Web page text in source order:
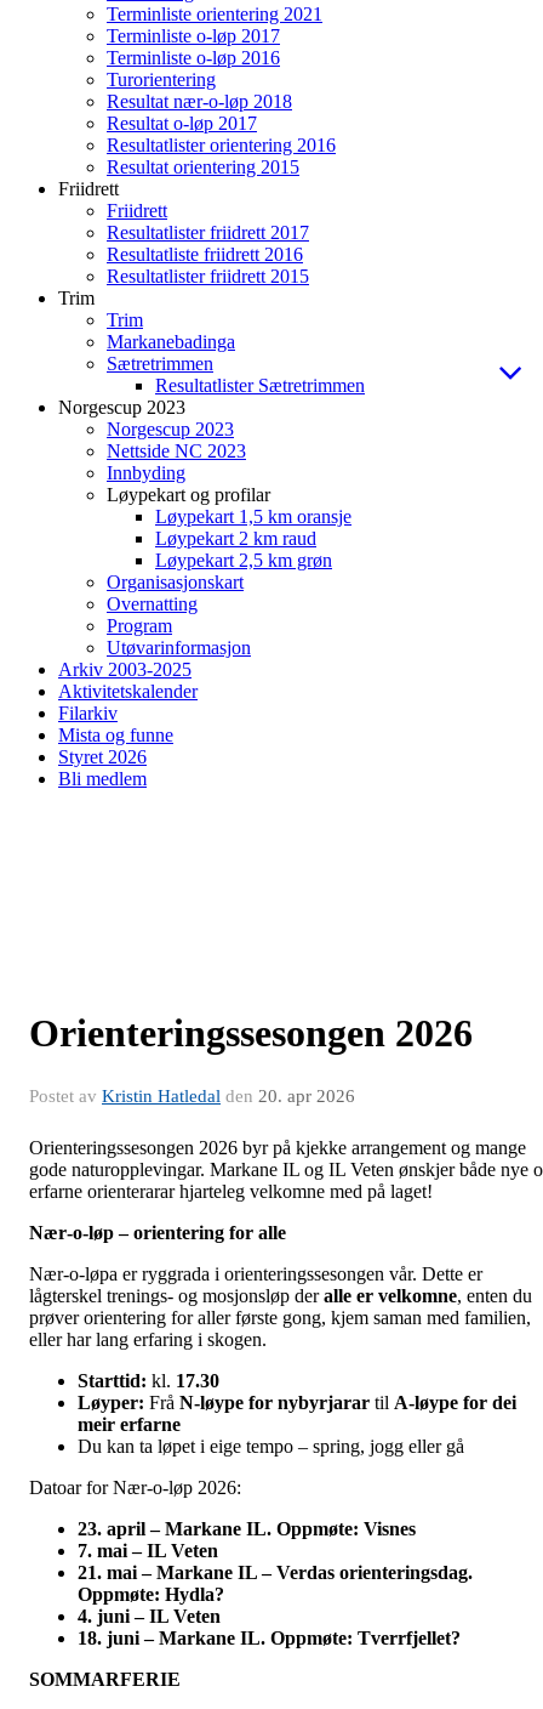
Terminliste orientering 2021
Terminliste o-løp 2017
Terminliste o-løp 2016
Turorientering
Resultat nær-o-løp 2018
Resultat o-løp 2017
Resultatlister orientering 2016
Resultat orientering 2015
Friidrett
Friidrett
Resultatlister friidrett 2017
Resultatliste friidrett 2016
Resultatlister friidrett 2015
Trim
Trim
Markanebadinga
Sætretrimmen
Resultatlister Sætretrimmen
Norgescup 2023
Norgescup 2023
Nettside NC 2023
Innbyding
Løypekart og profilar
Løypekart 1,5 km oransje
Løypekart 2 km raud
Løypekart 2,5 km grøn
Organisasjonskart
Overnatting
Program
Utøvarinformasjon
Arkiv 2003-2025
Aktivitetskalender
Filarkiv
Mista og funne
Styret 2026
Bli medlem
Orienteringssesongen 2026
Postet av Kristin Hatledal den 20. apr 2026
Orienteringssesongen 2026 byr på kjekke arrangement og mange
gode naturopplevingar. Markane IL og IL Veten ønskjer både nye
erfarne orienterarar hjarteleg velkomne med på laget!
Nær‑o‑løp – orientering for alle
Nær‑o‑løpa er ryggrada i orienteringssesongen vår. Dette er
lågterskel trenings- og mosjonsløp deralle er velkomne, enten du
prøver orientering for aller første gong, kjem saman med familien,
eller har lang erfaring i skogen.
Starttid: kl. 17.30
Løyper: Frå N‑løype for nybyrjarar til A‑løype for dei
meir erfarne
Du kan ta løpet i eige tempo – spring, jogg eller gå
Datoar for Nær‑o‑løp 2026:
23. april – Markane IL. Oppmøte: Visnes
7. mai – IL Veten
21. mai – Markane IL – Verdas orienteringsdag.
Oppmøte: Hydla?
4. juni – IL Veten
18. juni – Markane IL. Oppmøte: Tverrfjellet?
SOMMARFERIE